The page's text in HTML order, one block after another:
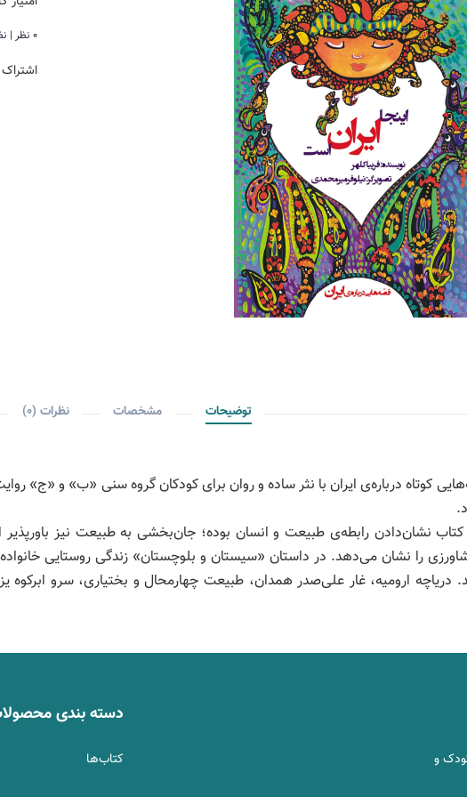
0 نظر | نظرات خود را با ما در میان بگذارید
اشتراک
توضیحات مشخصات نظرات (0)
نشان‌دادن رابطه‌ی طبیعت و انسان بوده؛ جان‌بخشی به طبیعت نیز
را نشان می‌دهد. در داستان «سیستان و بلوچستان» زندگی روستایی
ارومیه، غار علی‌صدر همدان، طبیعت چهارمحال و بختیاری، سرو
و
دسته بندی
کتاب‌ها